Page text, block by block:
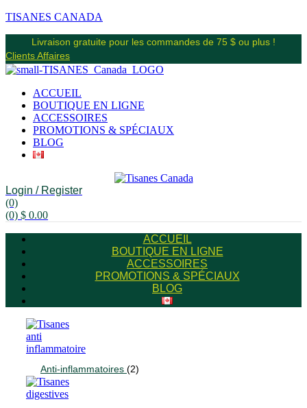
TISANES CANADA
Livraison gratuite pour les commandes de 75 $ ou plus !
Clients Affaires
ACCUEIL
BOUTIQUE EN LIGNE
ACCESSOIRES
PROMOTIONS & SPÉCIAUX
BLOG
Login / Register
(0)
(0) $ 0.00
ACCUEIL
BOUTIQUE EN LIGNE
ACCESSOIRES
PROMOTIONS & SPÉCIAUX
BLOG
Anti-inflammatoires (2)